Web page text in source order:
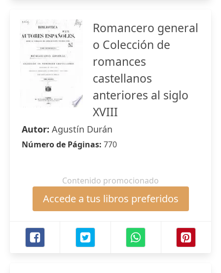
Romancero general
o Colección de
romances
castellanos
anteriores al siglo
XVIII
Autor: Agustín Durán
Número de Páginas: 770
Contenido promocionado
Accede a tus libros preferidos